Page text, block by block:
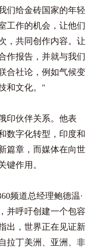
们给金砖国家的年轻
工作的机会，让他们
，共同创作内容。让
作报告，并就与我们
合社论，例如气候变
和文化。"
伙伴关系。他表
数字化转型，印度和
篇章，而媒体在向世
键作用。
频道总经理鲍德温·
并呼吁创建一个包容
出，世界正在见证新
拉丁美洲、亚洲、非